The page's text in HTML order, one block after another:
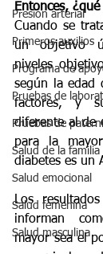
Presión arterial
Primeros auxilios
Programa de
Pruebas de
Pruebas de
Salud de la familia
Salud emocional
Salud femenina
Salud masculina
Entonces,
Cuando se
un objetivo
niveles
según la edad
factores, y
diferente al de
para la
diabetes es un
Los
informan
mayor sea el